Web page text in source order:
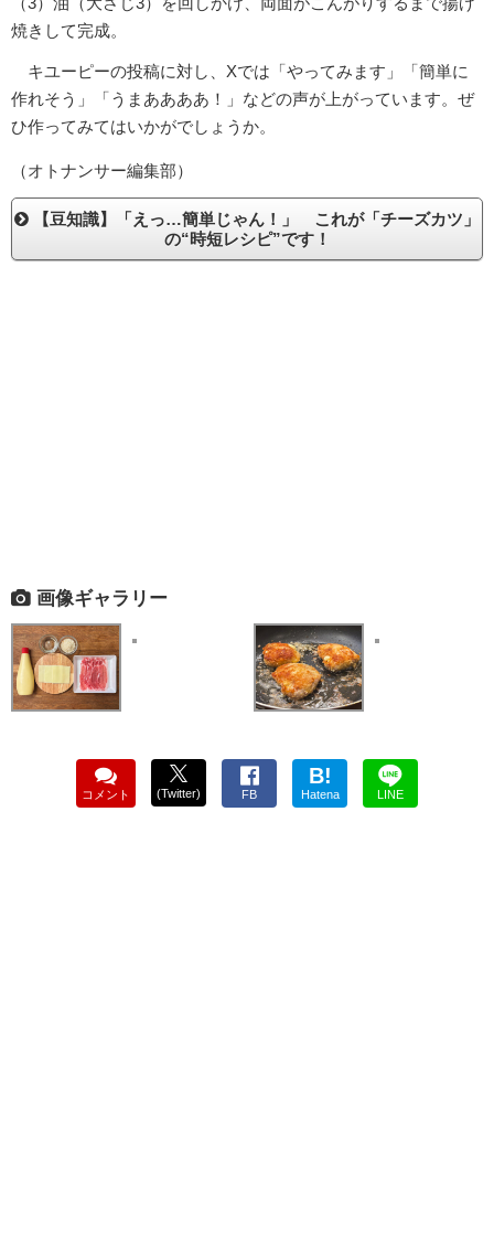
焼きして完成。
キユーピーの投稿に対し、Xでは「やってみます」「簡単に
作れそう」「うまああああ！」などの声が上がっています。ぜ
ひ作ってみてはいかがでしょうか。
（オトナンサー編集部）
【豆知識】「えっ…簡単じゃん！」 これが「チーズカツ」
の“時短レシピ”です！
画像ギャラリー
コメント (Twitter) FB
B!
Hatena LINE